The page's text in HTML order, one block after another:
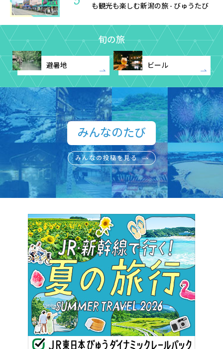
も観光も楽しむ新潟の旅 - びゅうたび
旬の旅
避暑地 ビール
みんなのたび​
みんなの投稿を見る